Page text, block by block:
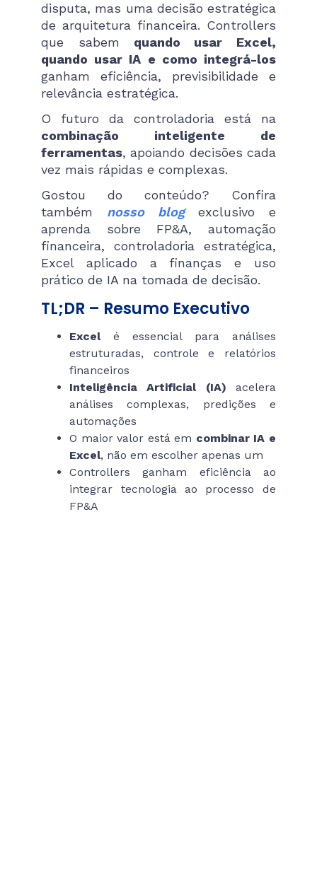
disputa, mas uma decisão estratégica
de arquitetura financeira. Controllers
que sabem quando usar Excel,
quando usar IA e como integrá-los
ganham eficiência, previsibilidade e
relevância estratégica.
O futuro da controladoria está na
combinação inteligente de
ferramentas, apoiando decisões cada
vez mais rápidas e complexas.
Gostou do conteúdo? Confira
também nosso blogexclusivo e
aprenda sobre FP&A, automação
financeira, controladoria estratégica,
Excel aplicado a finanças e uso
prático de IA na tomada de decisão.
TL;DR – Resumo Executivo
Excelé essencial para análises
estruturadas, controle e relatórios
financeiros
Inteligência Artificial (IA) acelera
análises complexas, predições e
automações
O maior valor está em combinar IA e
Excel, não em escolher apenas um
Controllers ganham eficiência ao
integrar tecnologia ao processo de
FP&A